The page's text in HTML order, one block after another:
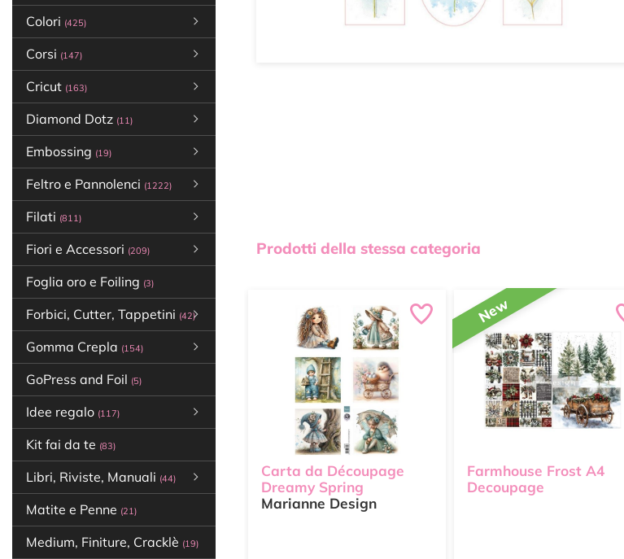
Colori (425)
Corsi (147)
Cricut (163)
Diamond Dotz (11)
Embossing (19)
Feltro e Pannolenci (1222)
Filati (811)
Fiori e Accessori (209)
Foglia oro e Foiling (3)
Forbici, Cutter, Tappetini (42)
Gomma Crepla (154)
GoPress and Foil (5)
Idee regalo (117)
Kit fai da te (83)
Libri, Riviste, Manuali (44)
Matite e Penne (21)
Medium, Finiture, Cracklè (19)
Prodotti della stessa categoria
Carta da Découpage
Dreamy Spring
Marianne Design
New
Farmhouse Frost A4
Decoupage